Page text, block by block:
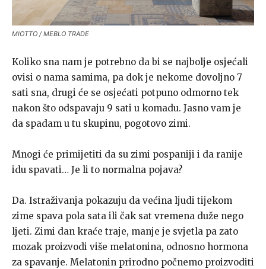
MIOTTO / MEBLO TRADE
Koliko sna nam je potrebno da bi se najbolje osjećali
ovisi o nama samima, pa dok je nekome dovoljno 7
sati sna, drugi će se osjećati potpuno odmorno tek
nakon što odspavaju 9 sati u komadu. Jasno vam je
da spadam u tu skupinu, pogotovo zimi.
Mnogi će primijetiti da su zimi pospaniji i da ranije
idu spavati… Je li to normalna pojava?
Da. Istraživanja pokazuju da većina ljudi tijekom
zime spava pola sata ili čak sat vremena duže nego
ljeti. Zimi dan kraće traje, manje je svjetla pa zato
mozak proizvodi više melatonina, odnosno hormona
za spavanje. Melatonin prirodno počnemo proizvoditi